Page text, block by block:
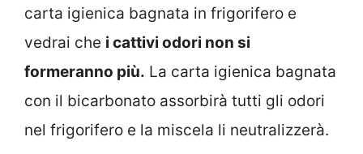
carta igienica bagnata in frigorifero e
vedrai che i cattivi odori non si
formeranno più. La carta igienica bagnata
con il bicarbonato assorbirà tutti gli odori
nel frigorifero e la miscela li neutralizzerà.